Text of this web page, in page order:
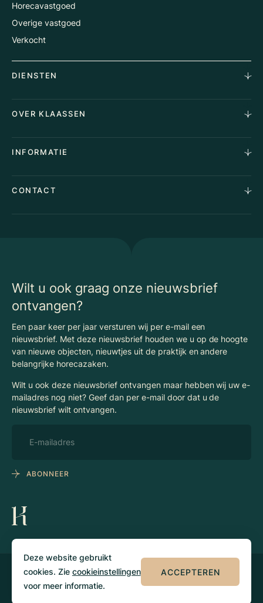
Deze website gebruikt
cookies. Zie cookieinstellingen
voor meer informatie.
ACCEPTEREN
Horecavastgoed
Overige vastgoed
Verkocht
DIENSTEN
Aankoopopdracht
Stille verkoop
Taxaties
Advies
OVER KLAASSEN
Waarom Klaassen
Vacatures
Algemene voorwaarden
INFORMATIE
Vergunningen
CONTACT
Wilt u ook graag onze nieuwsbrief
ontvangen?
Een paar keer per jaar versturen wij per e-mail een
nieuwsbrief. Met deze nieuwsbrief houden we u op de hoogte
van nieuwe objecten, nieuwtjes uit de praktijk en andere
belangrijke horecazaken.
Wilt u ook deze nieuwsbrief ontvangen maar hebben wij uw e-
mailadres nog niet? Geef dan per e-mail door dat u de
nieuwsbrief wilt ontvangen.
ABONNEER
© 2026 Klaassen
Horecamakelaars
Privacy
Algemene
voorwaarden